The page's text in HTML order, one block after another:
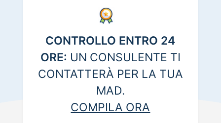
CONTROLLO ENTRO 24
ORE: UN CONSULENTE TI
CONTATTERÀ PER LA TUA
MAD.
COMPILA ORA